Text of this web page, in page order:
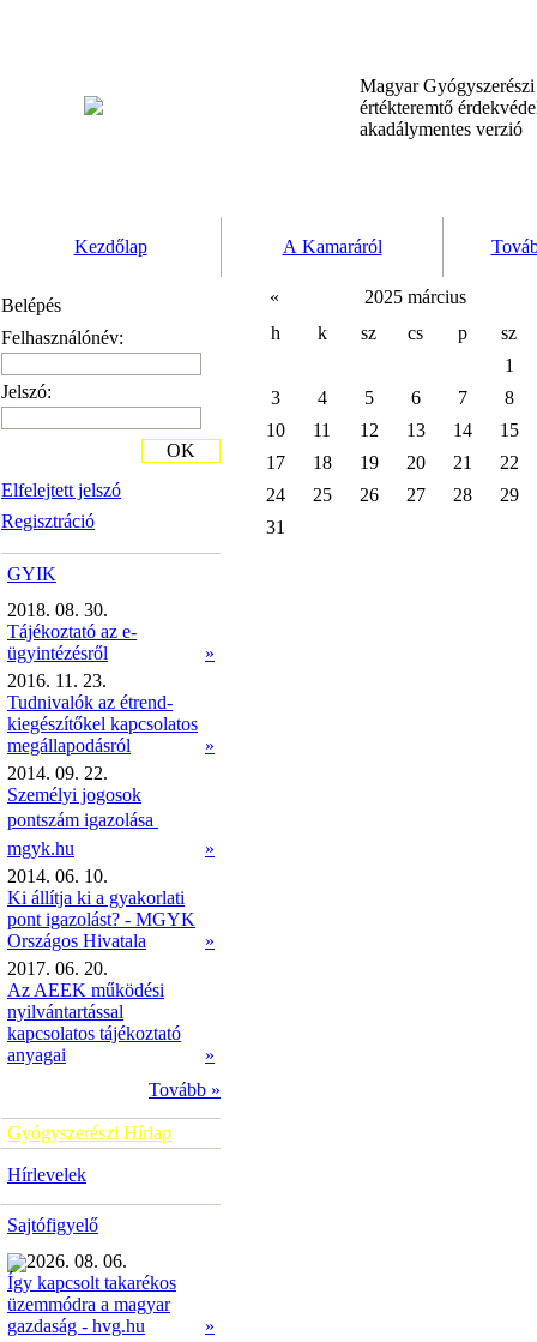
Magyar
értékteremtő
akadálymentes verzió
Kezdőlap A Kamaráról
Belépés
Felhasználónév:
Jelszó:
Elfelejtett jelszó
Regisztráció
OK
GYIK
2018. 08. 30.
Tájékoztató az e-
ügyintézésről
»
2016. 11. 23.
Tudnivalók az étrend-
kiegészítőkel kapcsolatos
megállapodásról
»
2014. 09. 22.
Személyi jogosok
pontszám igazolása 
mgyk.hu
»
2014. 06. 10.
Ki állítja ki a gyakorlati
pont igazolást? - MGYK
Országos Hivatala
»
2017. 06. 20.
Az AEEK működési
nyilvántartással
kapcsolatos tájékoztató
anyagai
»
Tovább »
Gyógyszerészi Hírlap
Hírlevelek
Sajtófigyelő
2026. 08. 06.
Így kapcsolt takarékos
üzemmódra a magyar
gazdaság - hvg.hu
»
«
2025 március
h
k sz cs p
sz
1
3
4 5 6 7
8
10
11 12 13 14
15
17
18 19 20 21
22
24
25 26 27 28
29
31